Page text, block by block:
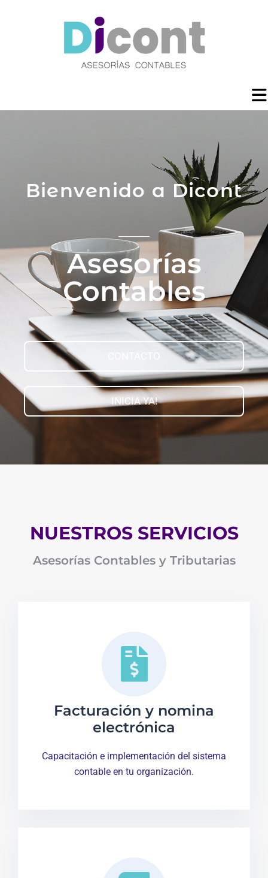
Bienvenido a Dicont
Asesorías
Contables
INICIA YA!
NUESTROS SERVICIOS
Asesorías Contables y Tributarias
Facturación y nomina
electrónica
Capacitación e implementación del sistema
contable en tu organización.